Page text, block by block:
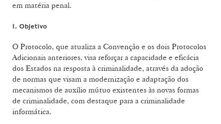
em matéria penal.
I. Objetivo
O Protocolo, que atualiza a Convenção e os dois Protocolos
Adicionais anteriores, visa reforçar a capacidade e eficácia
dos Estados na resposta à criminalidade, através da adoção
de normas que visam a modernização e adaptação dos
mecanismos de auxílio mútuo existentes às novas formas
de criminalidade, com destaque para a criminalidade
informática.